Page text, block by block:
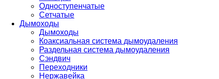
Одноступенчатые
Сетчатые
Дымоходы
Дымоходы
Коаксиальная система дымоудаления
Раздельная система дымоудаления
Сэндвич
Переходники
Нержавейка